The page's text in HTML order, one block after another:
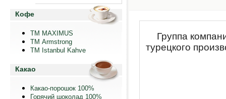
Кофе
ТМ MAXIMUS
ТМ Armstrong
TM Istanbul Kahve
Какао
Какао-порошок 100%
Горячий шоколад 100%
Группа
турецкого